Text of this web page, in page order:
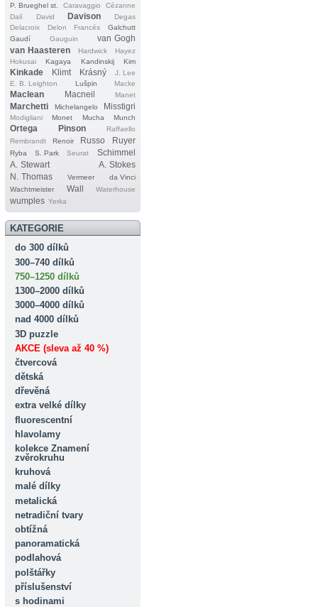
P. Brueghel st.
Caravaggio
Cézanne
Dalí
David Davison
Degas
Delacroix
Delon Francés
Galchutt
Gaudí
Gauguin
van Gogh
van Haasteren
Hardwick
Hayez
Hokusai
Kagaya Kandinskij Kim
Kinkade Klimt Krásný
J. Lee
E. B. Leighton
Lušpin Macke
Maclean Macneil Manet
Marchetti Michelangelo Misstigri
Modigliani Monet Mucha Munch
Ortega Pinson
Raffaello
Rembrandt
Renoir Russo Ruyer
Ryba S. Park Seurat
Schimmel
A. Stewart
A. Stokes
N. Thomas
Vermeer
da Vinci
Wachtmeister
Wall Waterhouse
wumples Yerka
KATEGORIE
do 300 dílků
300–740 dílků
750–1250 dílků
1300–2000 dílků
3000–4000 dílků
nad 4000 dílků
3D puzzle
AKCE (sleva až 40 %)
čtvercová
dětská
dřevěná
extra velké dílky
fluorescentní
hlavolamy
kolekce Znamení
zvěrokruhu
kruhová
malé dílky
metalická
netradiční tvary
obtížná
panoramatická
podlahová
polštářky
příslušenství
s hodinami